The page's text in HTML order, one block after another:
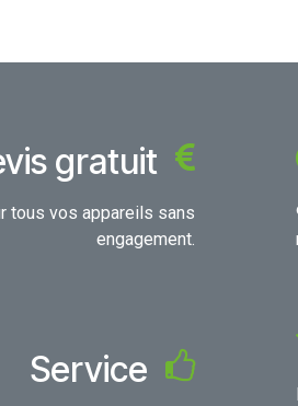
gratuit
tous vos appareils sans
engagement.
Service